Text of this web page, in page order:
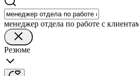
менеджер отдела по работе с
Резюме